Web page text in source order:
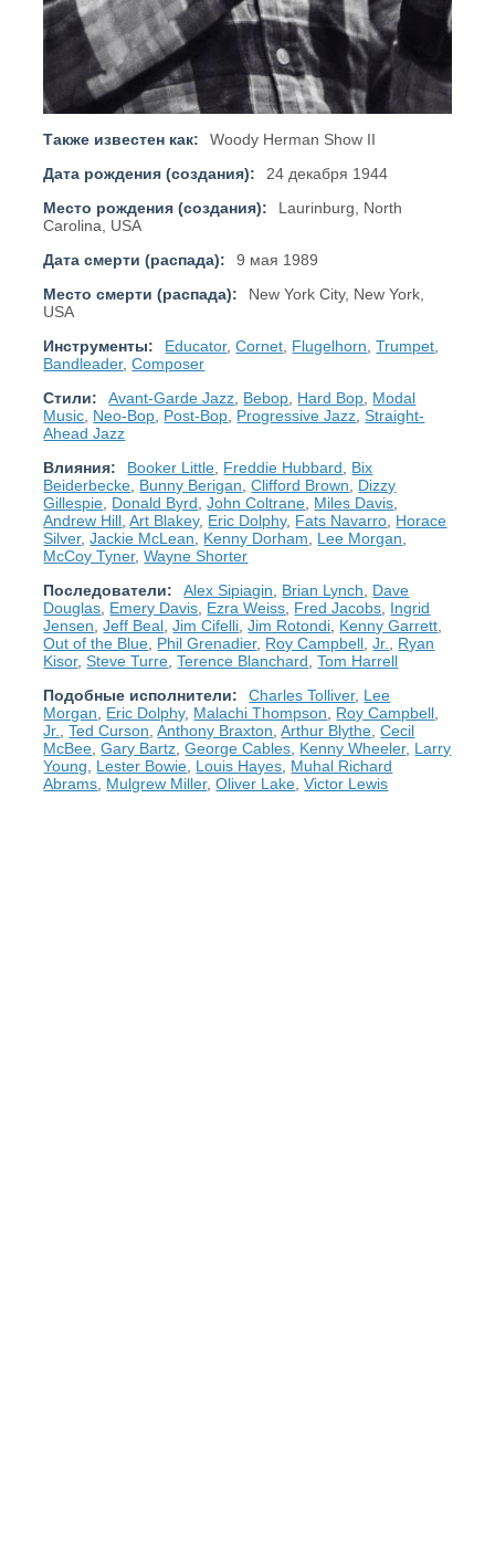
Также известен как:
Woody Herman Show II
Дата рождения (создания):
24 декабря 1944
Место рождения (создания):
Laurinburg, North
Carolina, USA
Дата смерти (распада):
9 мая 1989
Место смерти (распада):
New York City, New York,
USA
Инструменты:
Educator,Cornet Flugelhorn ,Trumpet
Bandleader,Composer
Стили:
Avant-Garde Jazz Bebop Hard Bop Modal
Music Neo-Bop Post-Bop Progressive Jazz ,Straight-
Ahead Jazz
Влияния:
Booker Little Freddie Hubbard
Bix
Beiderbecke Bunny Berigan ,Clifford Brown
Dizzy
Gillespie Donald Byrd ,John Coltrane Miles Davis
Andrew Hill ,Art Blakey, Eric Dolphy, Fats Navarro Horace
Silver,Jackie McLean Kenny Dorham Lee Morgan
McCoy Tyner,Wayne Shorter
Последователи:
Alex Sipiagin Brian Lynch
Dave
Douglas Emery Davis Ezra Weiss Fred Jacobs Ingrid
Jensen ,Jeff Beal ,Jim Cifelli ,Jim Rotondi Kenny Garrett
Out of the Blue Phil Grenadier, Roy Campbell ,Jr.
Ryan
Kisor,Steve Turre ,Terence Blanchard ,Tom Harrell
Подобные исполнители:
Charles Tolliver, Lee
Morgan
Eric Dolphy, Malachi Thompson Roy Campbell
Jr.
,Ted Curson ,Anthony Braxton ,Arthur Blythe ,Cecil
McBee ,Gary Bartz ,George Cables Kenny Wheeler, Larry
Young
Lester Bowie Louis Hayes Muhal Richard
Abrams Mulgrew Miller,Oliver Lake ,Victor Lewis